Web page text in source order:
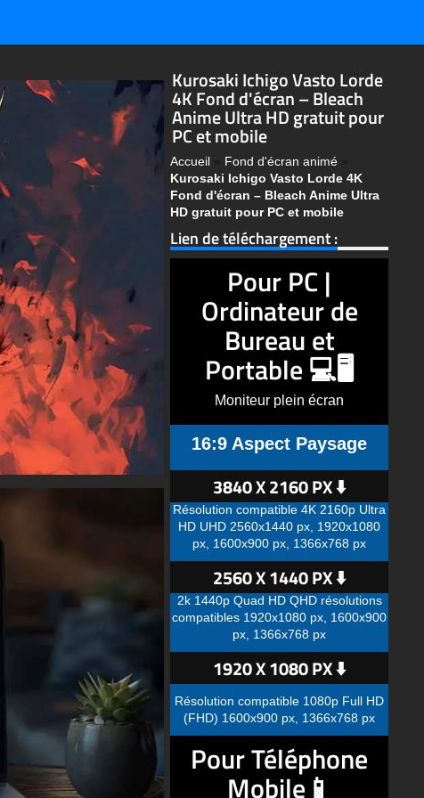
Kurosaki Ichigo Vasto Lorde
4K Fond d'écran – Bleach
Anime Ultra HD gratuit pour
PC et mobile
Accueil » Fond d'écran animé »
Kurosaki Ichigo Vasto Lorde 4K
Fond d'écran – Bleach Anime Ultra
HD gratuit pour PC et mobile
Lien de téléchargement :
Pour PC |
Ordinateur de
Bureau et
Portable 💻🖥️
Moniteur plein écran
16:9 Aspect Paysage
3840 X 2160 PX ⬇️
Résolution compatible 4K 2160p Ultra
HD UHD 2560x1440 px, 1920x1080
px, 1600x900 px, 1366x768 px
2560 X 1440 PX ⬇️
2k 1440p Quad HD QHD résolutions
compatibles 1920x1080 px, 1600x900
px, 1366x768 px
1920 X 1080 PX ⬇️
Résolution compatible 1080p Full HD
(FHD) 1600x900 px, 1366x768 px
Pour Téléphone
Mobile📱